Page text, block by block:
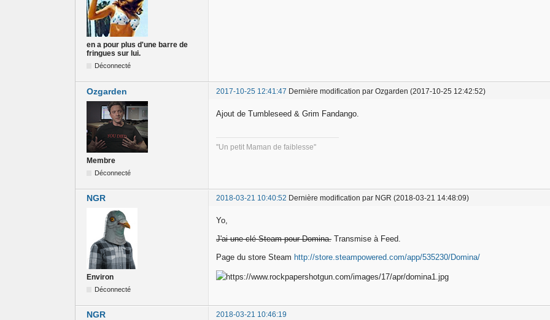
en a pour plus d'une barre de
fringues sur lui.
Déconnecté
Ozgarden 2017-10-25 12:41:47 Dernière modification par Ozgarden (2017-10-25 12:42:52)
Membre
Déconnecté
Ajout de Tumbleseed & Grim Fandango.
''Un petit Maman de faiblesse''
NGR 2018-03-21 10:40:52 Dernière modification par NGR (2018-03-21 14:48:09)
Environ
Déconnecté
Yo,
J'ai une clé Steam pour Domina. Transmise à Feed.
Page du store Steam http://store.steampowered.com/app/535230/Domina/
NGR 2018-03-21 10:46:19